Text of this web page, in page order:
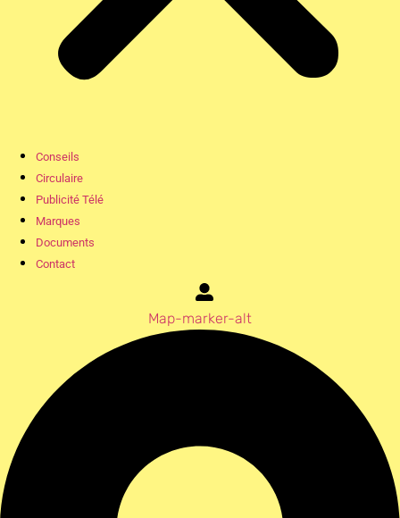
Conseils
Circulaire
Publicité Télé
Marques
Documents
Contact
Map-marker-alt